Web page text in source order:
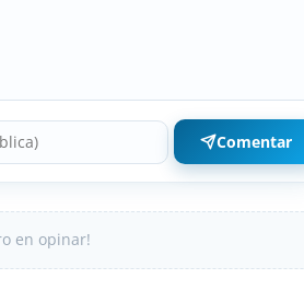
Comentar
en opinar!